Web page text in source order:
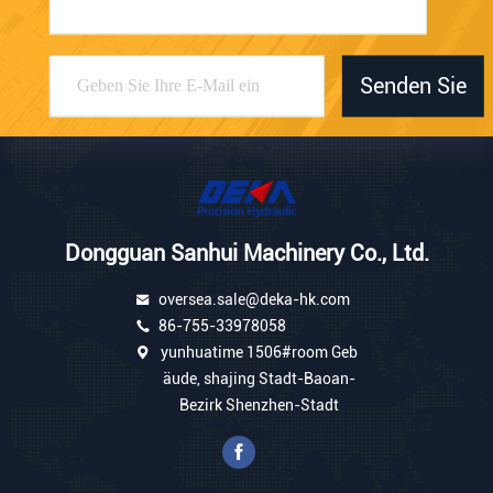
Senden Sie
Dongguan Sanhui Machinery Co., Ltd.
oversea.sale@deka-hk.com
86-755-33978058
yunhuatime 1506#room Geb
äude, shajing Stadt-Baoan-
Bezirk Shenzhen-Stadt